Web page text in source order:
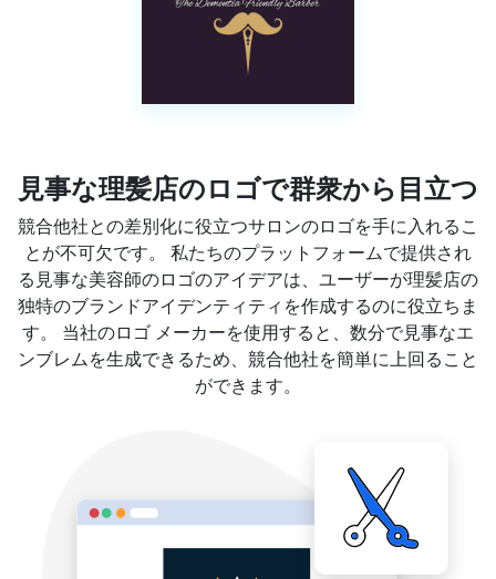
見事な理髪店のロゴで群衆から目立つ
競合他社との差別化に役立つサロンのロゴを手に入れるこ
とが不可欠です。 私たちのプラットフォームで提供され
る見事な美容師のロゴのアイデアは、ユーザーが理髪店の
独特のブランドアイデンティティを作成するのに役立ちま
す。 当社のロゴ メーカーを使用すると、数分で見事なエ
ンブレムを生成できるため、競合他社を簡単に上回ること
ができます。